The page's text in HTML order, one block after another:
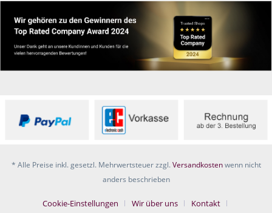
* Alle Preise inkl. gesetzl. Mehrwertsteuer zzgl.Versandkostenwenn nicht
anders beschrieben
Cookie-Einstellungen Wir über uns
Kontakt